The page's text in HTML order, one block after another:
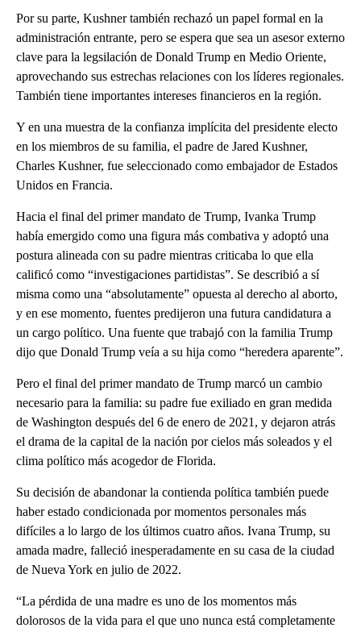
Por su parte, Kushner también rechazó un papel formal en la
administración entrante, pero se espera que sea un asesor externo
clave para la legsilación de Donald Trump en Medio Oriente,
aprovechando sus estrechas relaciones con los líderes regionales.
También tiene importantes intereses financieros en la región.
Y en una muestra de la confianza implícita del presidente electo
en los miembros de su familia, el padre de Jared Kushner,
Charles Kushner, fue seleccionado como embajador de Estados
Unidos en Francia.
Hacia el final del primer mandato de Trump, Ivanka Trump
había emergido como una figura más combativa y adoptó una
postura alineada con su padre mientras criticaba lo que ella
calificó como “investigaciones partidistas”. Se describió a sí
misma como una “absolutamente” opuesta al derecho al aborto,
y en ese momento, fuentes predijeron una futura candidatura a
un cargo político. Una fuente que trabajó con la familia Trump
dijo que Donald Trump veía a su hija como “heredera aparente”.
Pero el final del primer mandato de Trump marcó un cambio
necesario para la familia: su padre fue exiliado en gran medida
de Washington después del 6 de enero de 2021, y dejaron atrás
el drama de la capital de la nación por cielos más soleados y el
clima político más acogedor de Florida.
Su decisión de abandonar la contienda política también puede
haber estado condicionada por momentos personales más
difíciles a lo largo de los últimos cuatro años. Ivana Trump, su
amada madre, falleció inesperadamente en su casa de la ciudad
de Nueva York en julio de 2022.
“La pérdida de una madre es uno de los momentos más
dolorosos de la vida para el que uno nunca está completamente